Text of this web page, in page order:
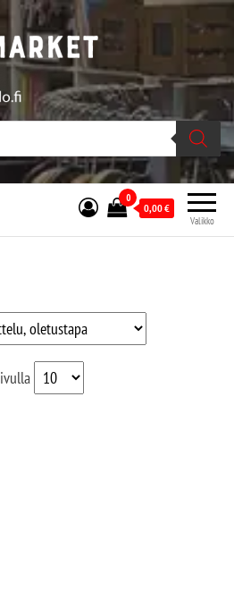
ja kivijalassa
Stupido Market on vaihtoehtomusaan
erikoistunut verkko- sekä
kivijalkakauppa Helsingissä Kallion
sydämessä.
Valikko
0
0,00€